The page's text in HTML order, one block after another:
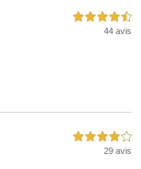
4,5 étoiles sur 5
44 avis
4,0 étoiles sur 5
29 avis